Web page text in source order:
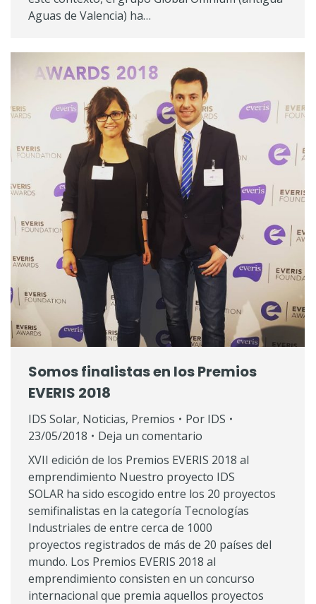
Aguas de Valencia) ha…
Somos finalistas en los Premios
EVERIS 2018
IDS Solar, Noticias, Premios Por IDS
23/05/2018
Deja un comentario
XVII edición de los Premios EVERIS 2018 al
emprendimiento Nuestro proyecto IDS
SOLAR ha sido escogido entre los 20 proyectos
semifinalistas en la categoría Tecnologías
Industriales de entre cerca de 1000
proyectos registrados de más de 20 países del
mundo. Los Premios EVERIS 2018 al
emprendimiento consisten en un concurso
internacional que premia aquellos proyectos